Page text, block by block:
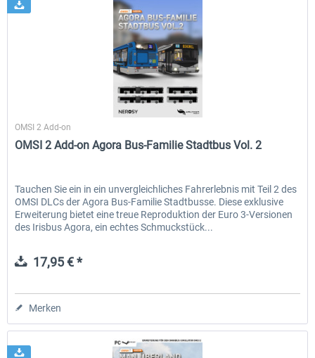
OMSI 2 Add-on
OMSI 2 Add-on Agora Bus-Familie Stadtbus Vol. 2
Tauchen Sie ein in ein unvergleichliches Fahrerlebnis mit Teil 2 des
OMSI DLCs der Agora Bus-Familie Stadtbusse. Diese exklusive
Erweiterung bietet eine treue Reproduktion der Euro 3-Versionen
des Irisbus Agora, ein echtes Schmuckstück...
17,95 € *
Merken